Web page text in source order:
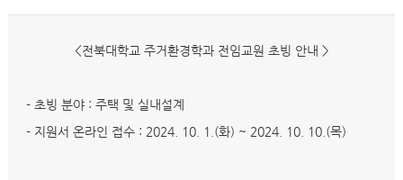
<전북대학교 주거환경학과 전임교원 초빙 안내 >
- 초빙 분야 : 주택 및 실내설계
- 지원서 온라인 접수 : 2024. 10. 1.(화) ~ 2024. 10. 10.(목)